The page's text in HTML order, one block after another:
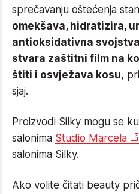
sprečavanju oštećenja
omekšava, hidratizira,
antioksidativna svojstva
stvara zaštitni film na
štiti i osvježava kosu,
sjaj.
Proizvodi Silky mogu se
salonima Studio Marcela
salonima Silky.
Ako volite čitati beauty